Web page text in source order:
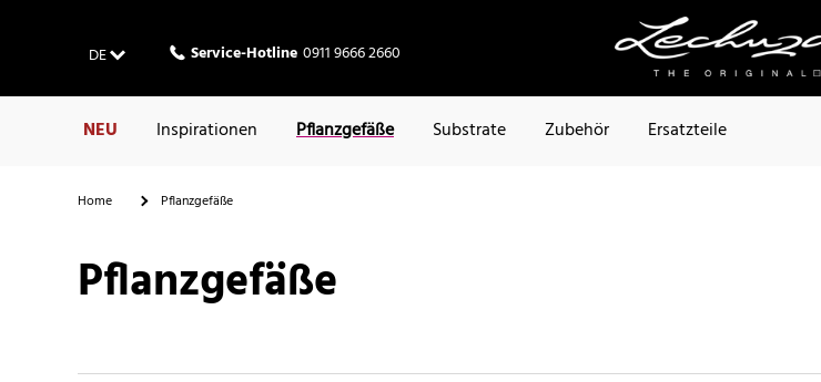
DE Service-Hotline 0911 9666 2660
NEU Inspirationen Pflanzgefäße Substrate Zubehör Ersatzteile
Home Pflanzgefäße
Pflanzgefäße